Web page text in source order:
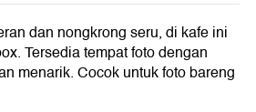
dan nongkrong seru, di kafe ini
Tersedia tempat foto dengan
menarik. Cocok untuk foto bareng